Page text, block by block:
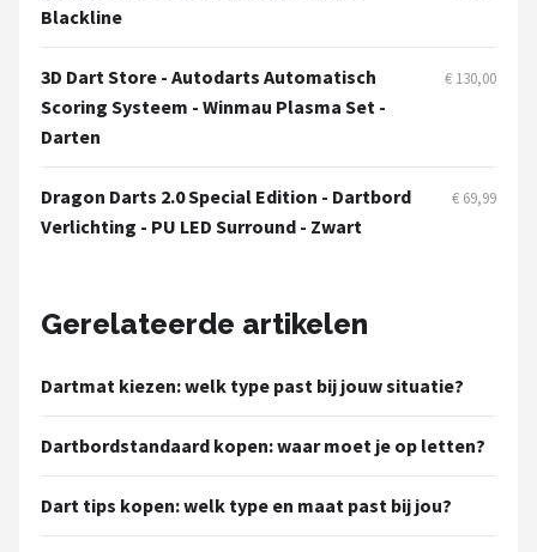
Blackline
3D Dart Store - Autodarts Automatisch
Scoring Systeem - Winmau Plasma Set -
Darten
€ 130,00
Dragon Darts 2.0 Special Edition - Dartbord
Verlichting - PU LED Surround - Zwart
€ 69,99
Gerelateerde artikelen
Dartmat kiezen: welk type past bij jouw situatie?
Dartbordstandaard kopen: waar moet je op letten?
Dart tips kopen: welk type en maat past bij jou?